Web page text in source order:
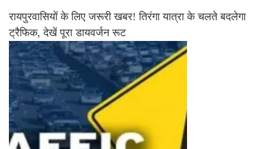
रायपुरवासियों के लिए जरूरी खबर! तिरंगा यात्रा के चलते बदलेगा
ट्रैफिक, देखें पूरा डायवर्जन रूट